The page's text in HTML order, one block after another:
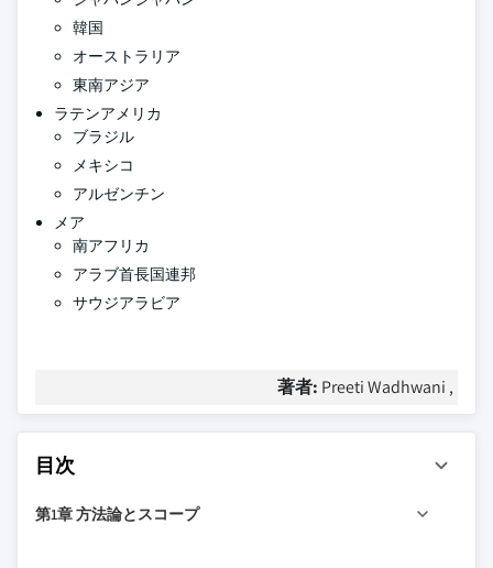
韓国
オーストラリア
東南アジア
ラテンアメリカ
ブラジル
メキシコ
アルゼンチン
メア
南アフリカ
アラブ首長国連邦
サウジアラビア
著者: Preeti Wadhwani ,
目次
第1章 方法論とスコープ